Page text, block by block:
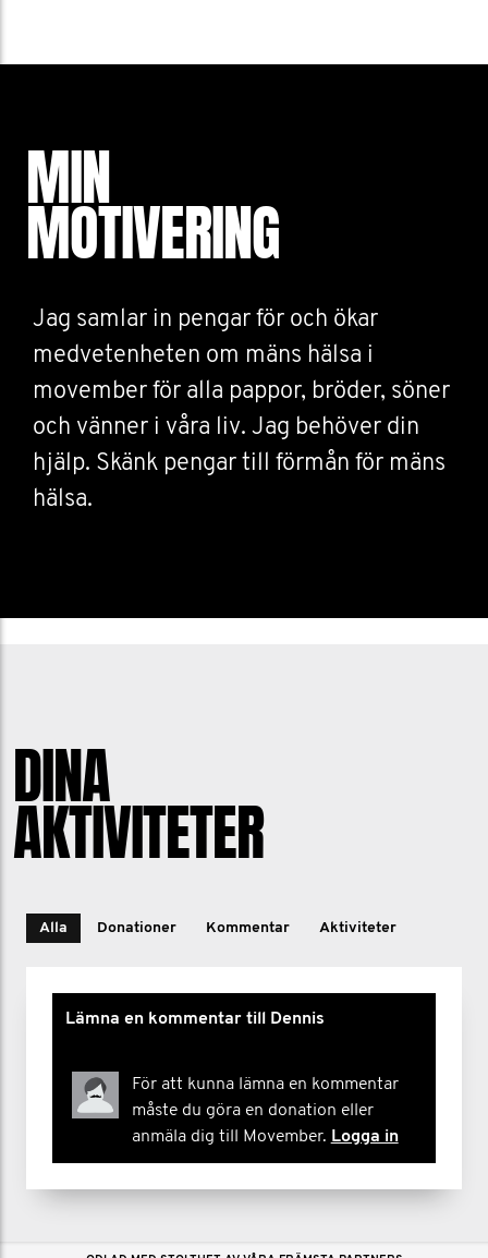
MIN
MOTIVERING
Jag samlar in pengar för och ökar
medvetenheten om mäns hälsa i
movember för alla pappor, bröder, söner
och vänner i våra liv. Jag behöver din
hjälp. Skänk pengar till förmån för mäns
hälsa.
DINA
AKTIVITETER
Alla Donationer Kommentar Aktiviteter
Lämna en kommentar till Dennis
För att kunna lämna en kommentar
måste du göra en donation eller
anmäla dig till Movember. Logga in